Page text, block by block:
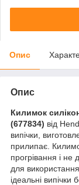
Опис
Опис
Килимок
(677834) від
випічки,
прилипає.
прогрівання і не
для
ідеальні